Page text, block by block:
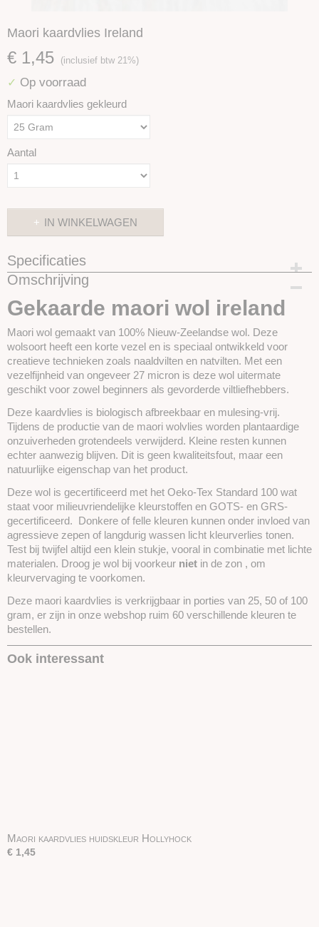
Maori kaardvlies Ireland
€ 1,45 (inclusief btw 21%)
✓ Op voorraad
Maori kaardvlies gekleurd
Aantal
IN WINKELWAGEN
Specificaties
Productcode
Omschrijving
Gekaarde maori wol ireland
Maori wol gemaakt van 100% Nieuw-Zeelandse wol. Deze
wolsoort heeft een korte vezel en is speciaal ontwikkeld voor
creatieve technieken zoals naaldvilten en natvilten. Met een
vezelfijnheid van ongeveer 27 micron is deze wol uitermate
geschikt voor zowel beginners als gevorderde viltliefhebbers.
Deze kaardvlies is biologisch afbreekbaar en mulesing-vrij.
Tijdens de productie van de maori wolvlies worden plantaardige
onzuiverheden grotendeels verwijderd. Kleine resten kunnen
echter aanwezig blijven. Dit is geen kwaliteitsfout, maar een
natuurlijke eigenschap van het product.
Deze wol is gecertificeerd met het Oeko-Tex Standard 100 wat
staat voor milieuvriendelijke kleurstoffen en GOTS- en GRS-
gecertificeerd. Donkere of felle kleuren kunnen onder invloed van
agressieve zepen of langdurig wassen licht kleurverlies tonen.
Test bij twijfel altijd een klein stukje, vooral in combinatie met lichte
materialen. Droog je wol bij voorkeur niet in de zon , om
kleurvervaging te voorkomen.
Deze maori kaardvlies is verkrijgbaar in porties van 25, 50 of 100
gram, er zijn in onze webshop ruim 60 verschillende kleuren te
bestellen.
Ook interessant
Maori kaardvlies huidskleur Hollyhock
€ 1,45